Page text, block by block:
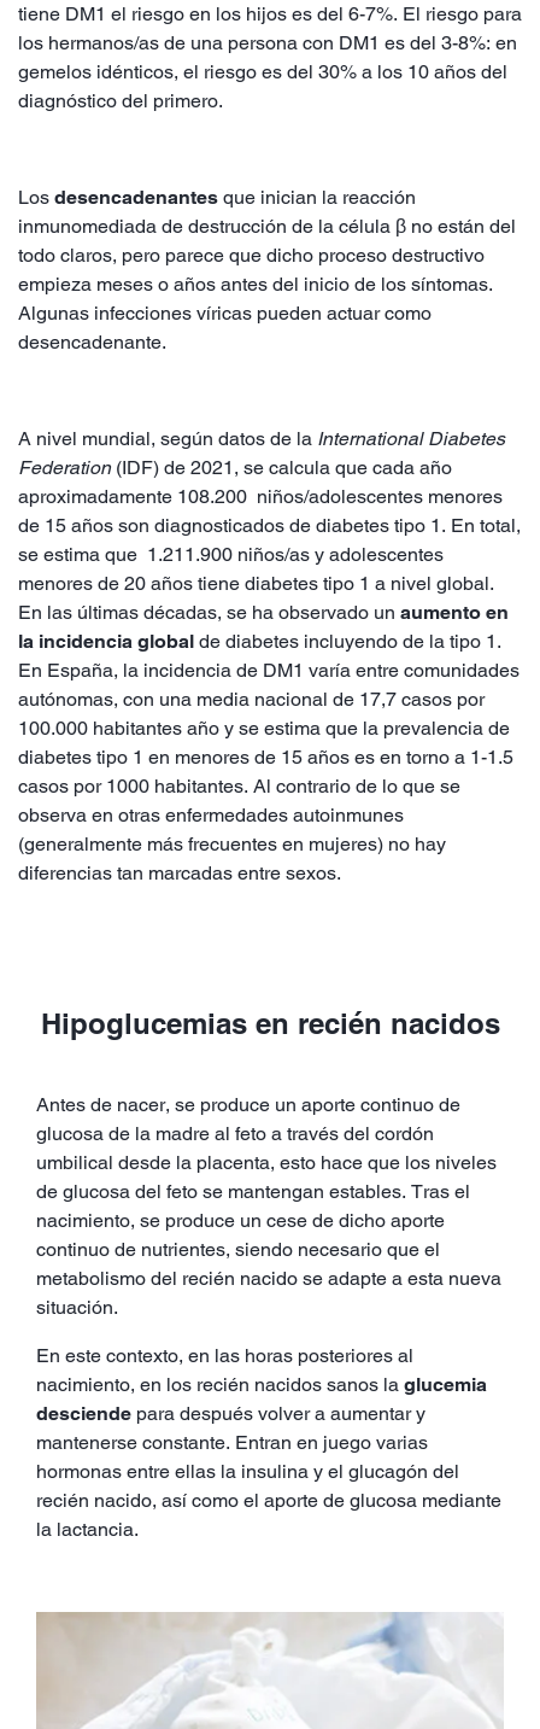
tiene DM1 el riesgo en los hijos es del 6-7%. El riesgo para
los hermanos/as de una persona con DM1 es del 3-8%: en
gemelos idénticos, el riesgo es del 30% a los 10 años del
diagnóstico del primero.
Los desencadenantes que inician la reacción
inmunomediada de destrucción de la célula β no están del
todo claros, pero parece que dicho proceso destructivo
empieza meses o años antes del inicio de los síntomas.
Algunas infecciones víricas pueden actuar como
desencadenante.
A nivel mundial, según datos de la International Diabetes
Federation (IDF) de 2021, se calcula que cada año
aproximadamente 108.200 niños/adolescentes menores
de 15 años son diagnosticados de diabetes tipo 1. En total,
se estima que 1.211.900 niños/as y adolescentes
menores de 20 años tiene diabetes tipo 1 a nivel global.
En las últimas décadas, se ha observado un aumento en
la incidencia global de diabetes incluyendo de la tipo 1.
En España, la incidencia de DM1 varía entre comunidades
autónomas, con una media nacional de 17,7 casos por
100.000 habitantes año y se estima que la prevalencia de
diabetes tipo 1 en menores de 15 años es en torno a 1-1.5
casos por 1000 habitantes. Al contrario de lo que se
observa en otras enfermedades autoinmunes
(generalmente más frecuentes en mujeres) no hay
diferencias tan marcadas entre sexos.
Hipoglucemias en recién nacidos
Antes de nacer, se produce un aporte continuo de
glucosa de la madre al feto a través del cordón
umbilical desde la placenta, esto hace que los niveles
de glucosa del feto se mantengan estables. Tras el
nacimiento, se produce un cese de dicho aporte
continuo de nutrientes, siendo necesario que el
metabolismo del recién nacido se adapte a esta nueva
situación.
En este contexto, en las horas posteriores al
nacimiento, en los recién nacidos sanos la glucemia
desciende para después volver a aumentar y
mantenerse constante. Entran en juego varias
hormonas entre ellas la insulina y el glucagón del
recién nacido, así como el aporte de glucosa mediante
la lactancia.